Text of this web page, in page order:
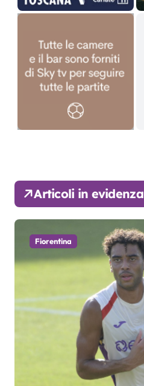
Articoli in evidenza
Fiorentina